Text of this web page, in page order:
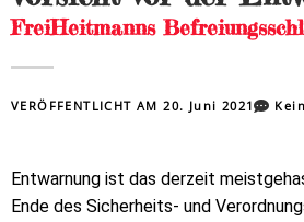
FreiHeitmanns
VERÖFFENTLICHT AM20. Juni 2021
Entwarnung ist das derzeit
Ende des Sicherheits- und